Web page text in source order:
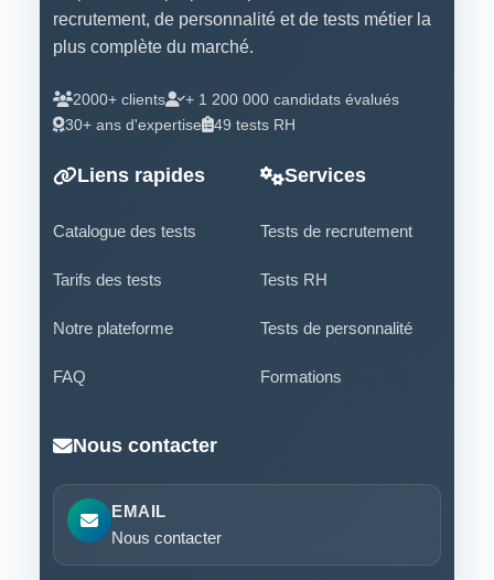
recrutement, de personnalité et de tests métier la
plus complète du marché.
2000+ clients
+ 1 200 000 candidats évalués
30+ ans d'expertise
49 tests RH
Liens rapides
Catalogue des tests
Tarifs des tests
Notre plateforme
FAQ
Services
Tests de recrutement
Tests RH
Tests de personnalité
Formations
Nous contacter
EMAIL
Nous contacter